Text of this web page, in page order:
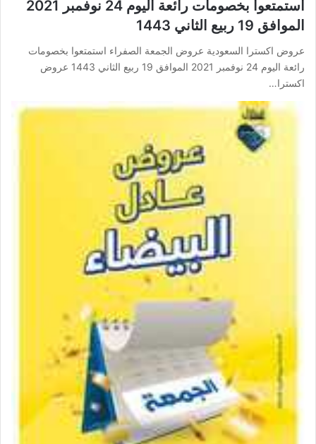
استمتعوا بخصومات رائعة اليوم 24 نوفمبر 2021
الموافق 19 ربيع الثاني 1443
عروض اكسترا السعودية عروض الجمعة الصفراء استمتعوا بخصومات
رائعة اليوم 24 نوفمبر 2021 الموافق 19 ربيع الثاني 1443 عروض
اكسترا…